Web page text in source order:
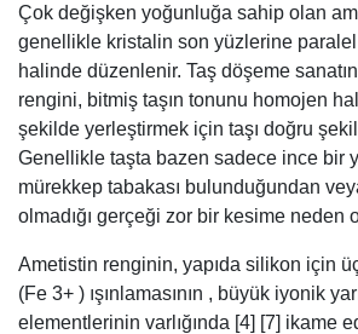
Çok değişken yoğunluğa sahip olan
genellikle kristalin son yüzlerine
halinde düzenlenir. Taş döşeme
rengini, bitmiş taşın tonunu homojen
şekilde yerleştirmek için taşı doğru
Genellikle taşta bazen sadece ince bir
mürekkep tabakası bulunduğundan
olmadığı gerçeği zor bir kesime neden
Ametistin renginin, yapıda silikon için
(Fe 3+ ) ışınlamasının , büyük iyonik
elementlerinin varlığında [4] [7] ikame